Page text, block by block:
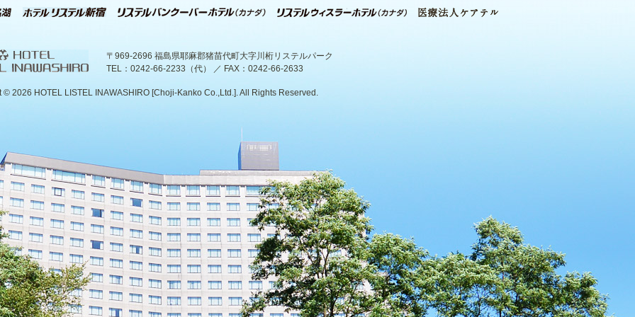
〒969-2696 福島県耶麻郡猪苗代町大字川桁リステルパーク
TEL：0242-66-2233（代） ／ FAX：0242-66-2633
© 2026 HOTEL LISTEL INAWASHIRO [Choji-Kanko Co.,Ltd.]. All Rights Reserved.